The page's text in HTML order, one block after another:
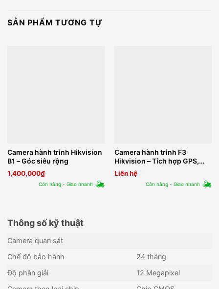
SẢN PHẨM TƯƠNG TỰ
Camera hành trình Hikvision
B1 – Góc siêu rộng
1,400,000₫
Còn hàng - Giao nhanh
Camera hành trình F3
Hikvision – Tích hợp GPS,
cảm biến gia tốc
Liên hệ
Còn hàng - Giao nhanh
Thông số kỹ thuật
Camera quan sát
Chế độ bảo hành
24 tháng
Độ phân giải
12 Megapixel